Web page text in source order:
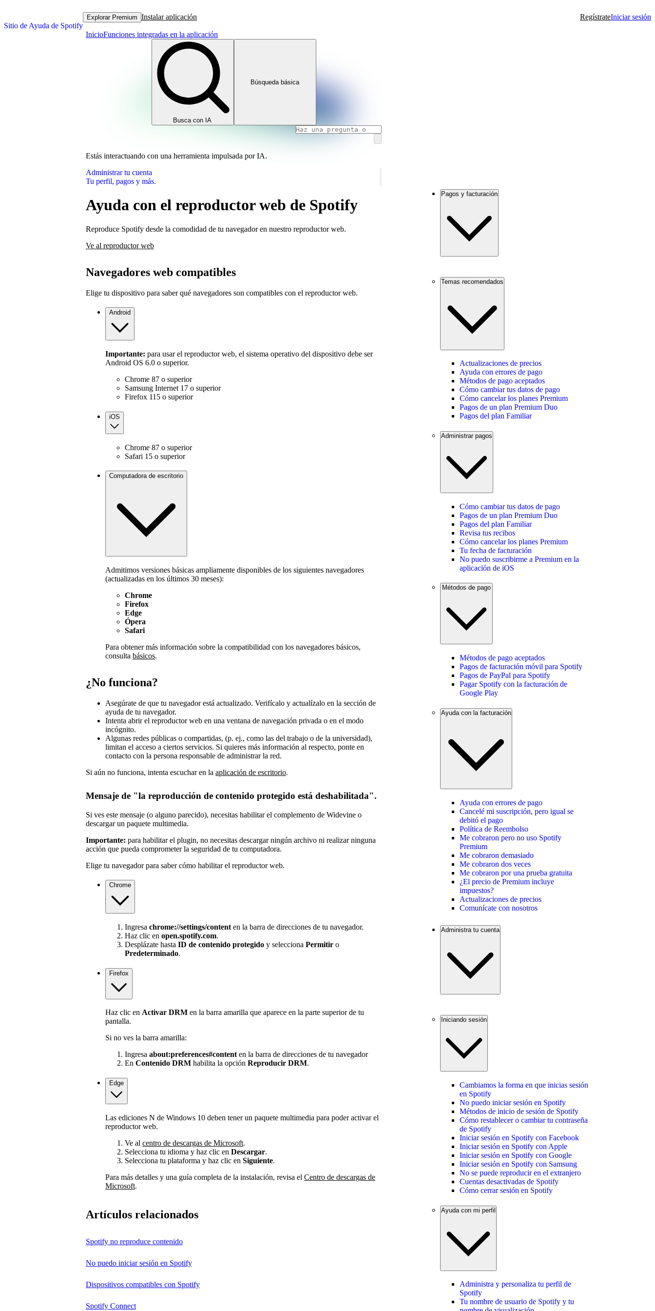
Sitio de Ayuda de Spotify
Explorar Premium Instalar aplicación RegístrateIniciar sesión
InicioFunciones integradas en la aplicación
Busca con IA
Búsqueda básica
Estás interactuando con una herramienta impulsada por IA.
Administrar tu cuenta
Tu perfil, pagos y más.
Ayuda con el reproductor web de Spotify
Reproduce Spotify desde la comodidad de tu navegador en nuestro reproductor web.
Ve al reproductor web
Navegadores web compatibles
Elige tu dispositivo para saber qué navegadores son compatibles con el reproductor web.
Android
Importante: para usar el reproductor web, el sistema operativo del dispositivo debe ser
Android OS 6.0 o superior.
Chrome 87 o superior
Samsung Internet 17 o superior
Firefox 115 o superior
iOS
Chrome 87 o superior
Safari 15 o superior
Computadora de escritorio
Admitimos versiones básicas ampliamente disponibles de los siguientes navegadores
(actualizadas en los últimos 30 meses):
Chrome
Firefox
Edge
Ópera
Safari
Para obtener más información sobre la compatibilidad con los navegadores básicos,
consulta básicos.
¿No funciona?
Asegúrate de que tu navegador está actualizado. Verifícalo y actualízalo en la sección de
ayuda de tu navegador.
Intenta abrir el reproductor web en una ventana de navegación privada o en el modo
incógnito.
Algunas redes públicas o compartidas, (p. ej., como las del trabajo o de la universidad),
limitan el acceso a ciertos servicios. Si quieres más información al respecto, ponte en
contacto con la persona responsable de administrar la red.
Si aún no funciona, intenta escuchar en la aplicación de escritorio.
Mensaje de "la reproducción de contenido protegido está deshabilitada".
Si ves este mensaje (o alguno parecido), necesitas habilitar el complemento de Widevine o
descargar un paquete multimedia.
Importante: para habilitar el plugin, no necesitas descargar ningún archivo ni realizar ninguna
acción que pueda comprometer la seguridad de tu computadora.
Elige tu navegador para saber cómo habilitar el reproductor web.
Chrome
Ingresa chrome://settings/content en la barra de direcciones de tu navegador.
Haz clic en open.spotify.com.
Desplázate hasta ID de contenido protegido y selecciona Permitir o
Predeterminado.
Firefox
Haz clic en Activar DRM en la barra amarilla que aparece en la parte superior de tu
pantalla.
Si no ves la barra amarilla:
Ingresa about:preferences#contenten la barra de direcciones de tu navegador
En Contenido DRM habilita la opción Reproducir DRM.
Edge
Las ediciones N de Windows 10 deben tener un paquete multimedia para poder activar el
reproductor web.
Ve al centro de descargas de Microsoft.
Selecciona tu idioma y haz clic en Descargar.
Selecciona tu plataforma y haz clic en Siguiente.
Para más detalles y una guía completa de la instalación, revisa el Centro de descargas de
Microsoft.
Artículos relacionados
Spotify no reproduce contenido
No puedo iniciar sesión en Spotify
Dispositivos compatibles con Spotify
Spotify Connect
Pagos y facturación
Temas recomendados
Actualizaciones de precios
Ayuda con errores de pago
Métodos de pago aceptados
Cómo cambiar tus datos de pago
Cómo cancelar los planes Premium
Pagos de un plan Premium Duo
Pagos del plan Familiar
Administrar pagos
Cómo cambiar tus datos de pago
Pagos de un plan Premium Duo
Pagos del plan Familiar
Revisa tus recibos
Cómo cancelar los planes Premium
Tu fecha de facturación
No puedo suscribirme a Premium en la
aplicación de iOS
Métodos de pago aceptados
Pagos de facturación móvil para Spotify
Pagos de PayPal para Spotify
Pagar Spotify con la facturación de
Google Play
Ayuda con la facturación
Ayuda con errores de pago
Cancelé mi suscripción, pero igual se
debitó el pago
Política de Reembolso
Me cobraron pero no uso Spotify
Premium
Me cobraron demasiado
Me cobraron dos veces
Me cobraron por una prueba gratuita
¿El precio de Premium incluye
impuestos?
Actualizaciones de precios
Comunícate con nosotros
Administra tu cuenta
Iniciando sesión
Cambiamos la forma en que inicias sesión
en Spotify
No puedo iniciar sesión en Spotify
Métodos de inicio de sesión de Spotify
Cómo restablecer o cambiar tu contraseña
de Spotify
Iniciar sesión en Spotify con Facebook
Iniciar sesión en Spotify con Apple
Iniciar sesión en Spotify con Google
Iniciar sesión en Spotify con Samsung
No se puede reproducir en el extranjero
Cuentas desactivadas de Spotify
Cómo cerrar sesión en Spotify
Ayuda con mi perfil
Administra y personaliza tu perfil de
Spotify
Tu nombre de usuario de Spotify y tu